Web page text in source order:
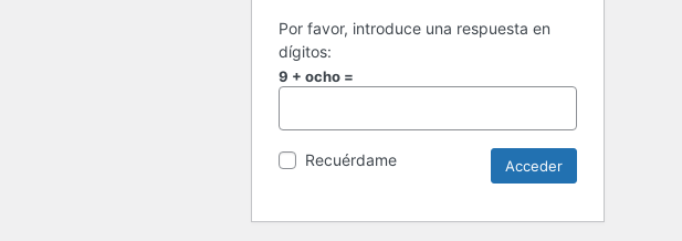
Por favor, introduce una respuesta en
dígitos:
9 + ocho =
Recuérdame